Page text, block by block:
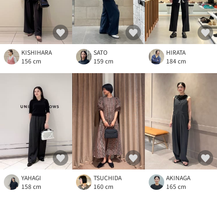
KISHIHARA
156 cm
SATO
159 cm
HIRATA
184 cm
YAHAGI
158 cm
TSUCHIDA
160 cm
AKINAGA
165 cm